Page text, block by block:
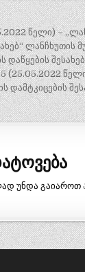
წელი) –
დაწყების
(25.05.2022
დამტკიცების
უნდა გაიაროთ